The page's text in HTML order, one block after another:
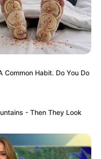
Common Habit. Do
Common Habit. Do You Do
- Then They Look